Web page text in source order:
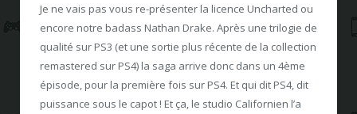
Je ne vais pas vous re-présenter la licence Uncharted ou
encore notre badass Nathan Drake. Après une trilogie de
qualité sur PS3 (et une sortie plus récente de la collection
remastered sur PS4) la saga arrive donc dans un 4ème
épisode, pour la première fois sur PS4. Et qui dit PS4, dit
puissance sous le capot ! Et ça, le studio Californien l’a